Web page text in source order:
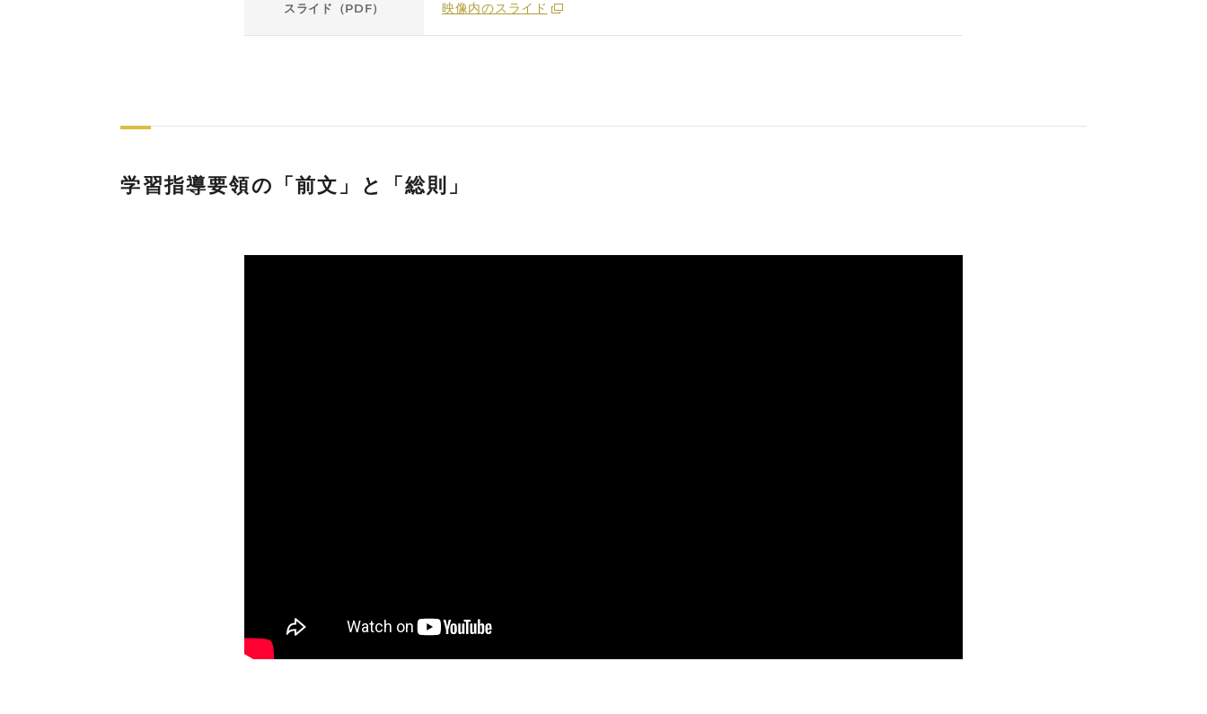
スライド（PDF） 映像内のスライド
学習指導要領の「前文」と「総則」